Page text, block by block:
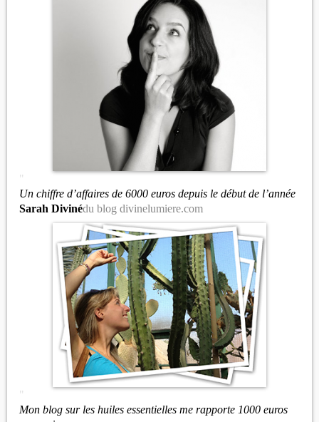
"
Un chiffre d’affaires de 6000 euros depuis le début de l’année
Sarah Divinédu blog divinelumiere.com
"
Mon blog sur les huiles essentielles me rapporte 1000 euros